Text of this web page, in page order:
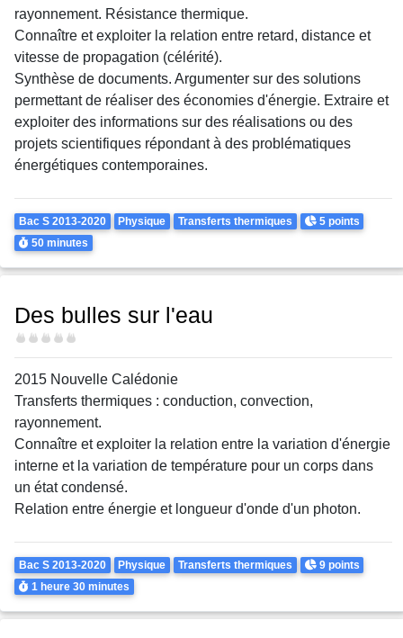
rayonnement. Résistance thermique.
Connaître et exploiter la relation entre retard, distance et
vitesse de propagation (célérité).
Synthèse de documents. Argumenter sur des solutions
permettant de réaliser des économies d'énergie. Extraire et
exploiter des informations sur des réalisations ou des
projets scientifiques répondant à des problématiques
énergétiques contemporaines.
Theme
Bac S 2013-2020 Physique Transferts thermiques Points
5 points
Durée
50 minutes
Des bulles sur l'eau
Difficulté
2015 Nouvelle Calédonie
Transferts thermiques : conduction, convection,
rayonnement.
Connaître et exploiter la relation entre la variation d'énergie
interne et la variation de température pour un corps dans
un état condensé.
Relation entre énergie et longueur d'onde d'un photon.
Theme
Bac S 2013-2020 Physique Transferts thermiques Points
9 points
Durée
1 heure 30 minutes